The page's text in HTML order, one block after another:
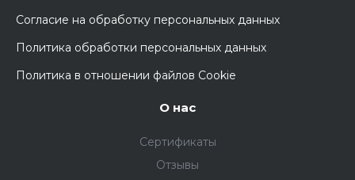
Согласие на обработку персональных данных
Политика обработки персональных данных
Политика в отношении файлов Cookie
О нас
Сертификаты
Отзывы